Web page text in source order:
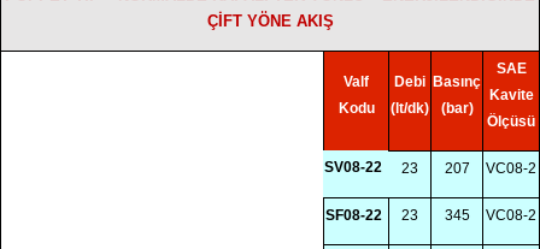
ÇİFT YÖNE AKIŞ
Valf
Kodu
Debi
(lt/dk)
Basınç
(bar)
SAE
Kavite
Ölçüsü
SV08-22 23 207 VC08-2
SF08-22 23 345 VC08-2